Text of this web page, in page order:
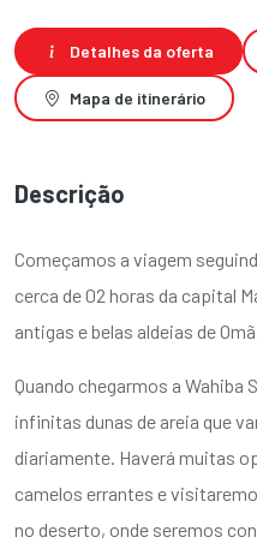
Detalhes da oferta
Mapa de itinerário
Descrição
Começamos a viagem
cerca de 02 horas da capital
antigas e belas aldeias de
Quando chegarmos a Wahiba
infinitas dunas de areia que
diariamente. Haverá muitas
camelos errantes e
no deserto, onde seremos